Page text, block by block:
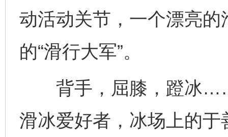
动活动关节，一个漂亮
的“滑行大军”。
背手，屈膝，蹬冰……
滑冰爱好者，冰场上的于